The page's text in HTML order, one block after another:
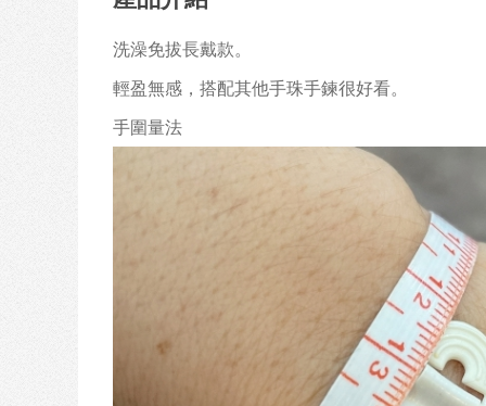
洗澡免拔長戴款。
輕盈無感，搭配其他手珠手鍊很好看。
手圍量法